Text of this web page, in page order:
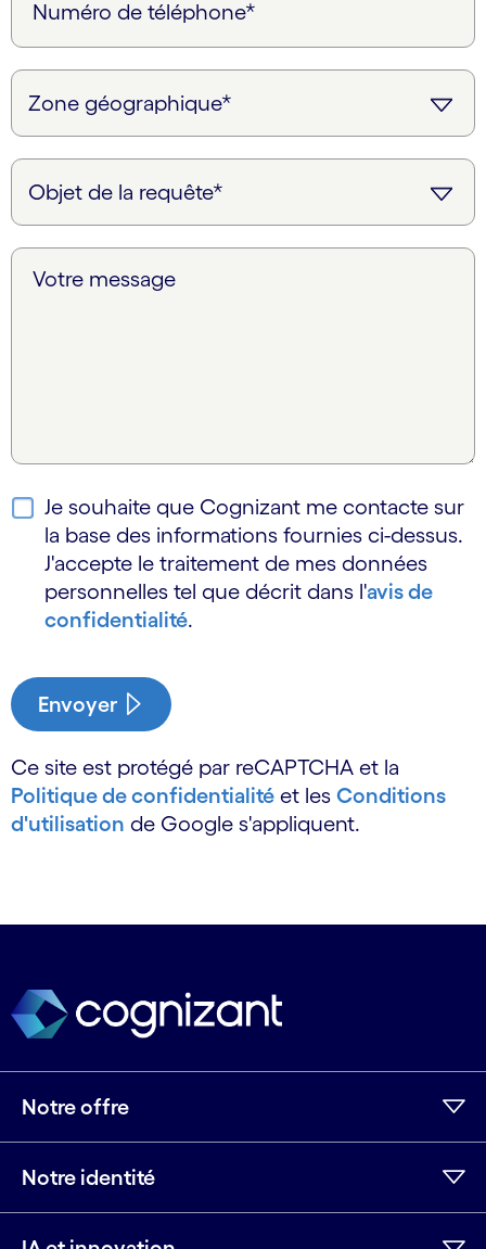
Numéro de téléphone*
Votre message
Je souhaite que Cognizant me contacte sur
la base des informations fournies ci-dessus.
J'accepte le traitement de mes données
personnelles tel que décrit dans l'avis de
confidentialité.
Envoyer
Ce site est protégé par reCAPTCHA et la
Politique de confidentialité et les Conditions
d'utilisation de Google s'appliquent.
Notre offre
Notre identité